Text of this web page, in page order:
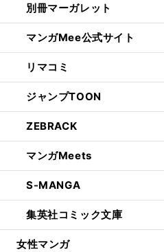
別冊マーガレット
マンガMee公式サイト
リマコミ
ジャンプTOON
ZEBRACK
マンガMeets
S-MANGA
集英社コミック文庫
女性マンガ